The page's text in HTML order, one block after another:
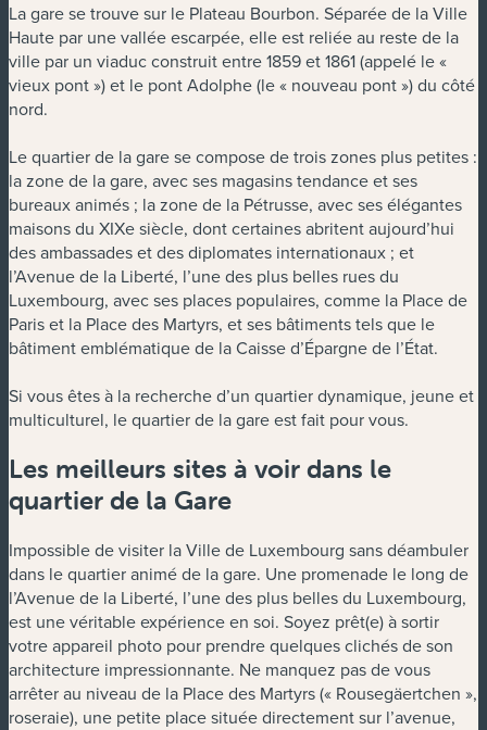
La gare se trouve sur le Plateau Bourbon. Séparée de la Ville
Haute par une vallée escarpée, elle est reliée au reste de la
ville par un viaduc construit entre 1859 et 1861 (appelé le «
vieux pont ») et le pont Adolphe (le « nouveau pont ») du côté
nord.
Le quartier de la gare se compose de trois zones plus petites :
la zone de la gare, avec ses magasins tendance et ses
bureaux animés ; la zone de la Pétrusse, avec ses élégantes
maisons du XIXe siècle, dont certaines abritent aujourd’hui
des ambassades et des diplomates internationaux ; et
l’Avenue de la Liberté, l’une des plus belles rues du
Luxembourg, avec ses places populaires, comme la Place de
Paris et la Place des Martyrs, et ses bâtiments tels que le
bâtiment emblématique de la Caisse d’Épargne de l’État.
Si vous êtes à la recherche d’un quartier dynamique, jeune et
multiculturel, le quartier de la gare est fait pour vous.
Les meilleurs sites à voir dans le
quartier de la Gare
Impossible de visiter la Ville de Luxembourg sans déambuler
dans le quartier animé de la gare. Une promenade le long de
l’Avenue de la Liberté, l’une des plus belles du Luxembourg,
est une véritable expérience en soi. Soyez prêt(e) à sortir
votre appareil photo pour prendre quelques clichés de son
architecture impressionnante. Ne manquez pas de vous
arrêter au niveau de la Place des Martyrs (« Rousegäertchen »,
roseraie), une petite place située directement sur l’avenue,